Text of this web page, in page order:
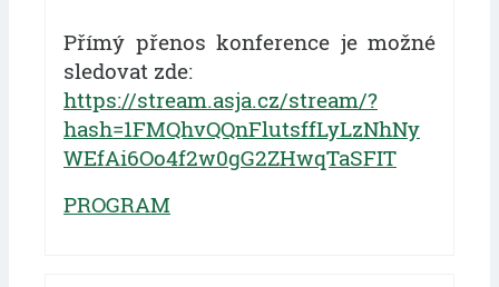
Přímý přenos konference je možné
sledovat zde:
https://stream.asja.cz/stream/?
hash=1FMQhvQQnFlutsffLyLzNhNy
WEfAi6Oo4f2w0gG2ZHwqTaSFIT
PROGRAM